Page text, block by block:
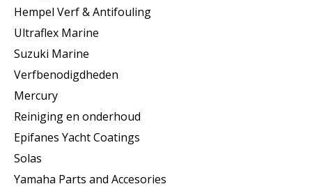
Hempel Verf & Antifouling
Ultraflex Marine
Suzuki Marine
Verfbenodigdheden
Mercury
Reiniging en onderhoud
Epifanes Yacht Coatings
Solas
Yamaha Parts and Accesories